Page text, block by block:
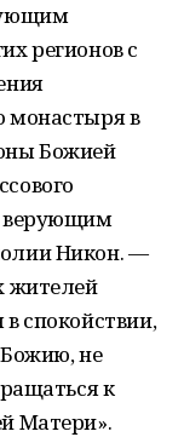
регионов с
монастыря в
Божией
верующим
Никон. —
жителей
спокойствии,
не
к
Матери».